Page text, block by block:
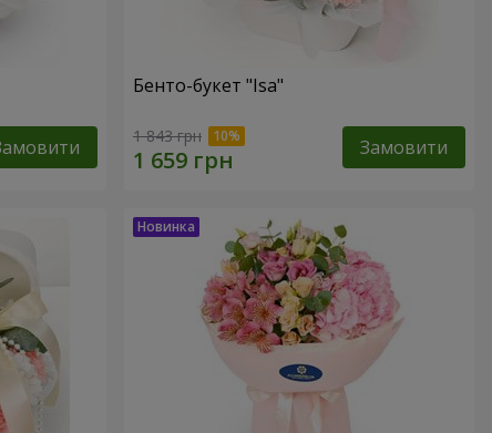
Бенто-букет "Isa"
1 843 грн Замовити